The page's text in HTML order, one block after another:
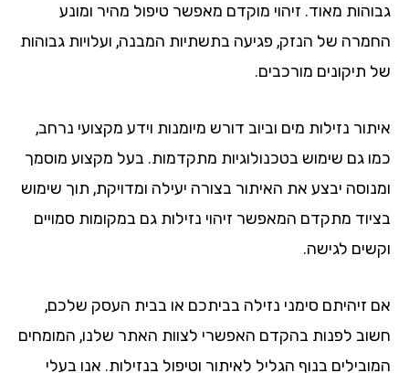
מאוד. זיהוי מוקדם מאפשר טיפול מהיר ומונע
של הנזק, פגיעה בתשתיות המבנה, ועלויות גבוהות
תיקונים מורכבים.
נזילות מים וביוב דורש מיומנות וידע מקצועי נרחב,
גם שימוש בטכנולוגיות מתקדמות. בעל מקצוע מוסמך
יבצע את האיתור בצורה יעילה ומדויקת, תוך שימוש
מתקדם המאפשר זיהוי נזילות גם במקומות סמויים
לגישה.
זיהיתם סימני נזילה בביתכם או בבית העסק שלכם,
לפנות בהקדם האפשרי לצוות האתר שלנו, המומחים
בנוף הגליל לאיתור וטיפול בנזילות. אנו בעלי